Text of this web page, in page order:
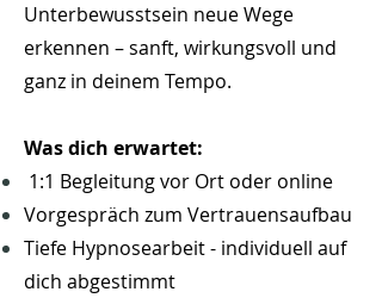
Unterbewusstsein neue Wege
erkennen – sanft, wirkungsvoll und
ganz in deinem Tempo.
Was dich erwartet:
1:1 Begleitung vor Ort oder online
Vorgespräch zum Vertrauensaufbau
Tiefe Hypnosearbeit - individuell auf
dich abgestimmt